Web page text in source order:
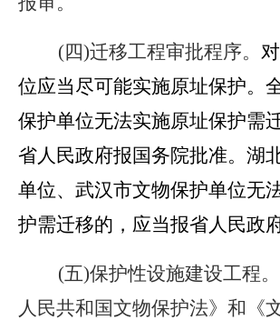
(四)迁移工程审批程序。
位应当尽可能实施原址保护。
保护单位无法实施原址保护需
省人民政府报国务院批准。湖
单位、武汉市文物保护单位无
护需迁移的，应当报省人民政
(五)保护性设施建设工程。
人民共和国文物保护法》和《